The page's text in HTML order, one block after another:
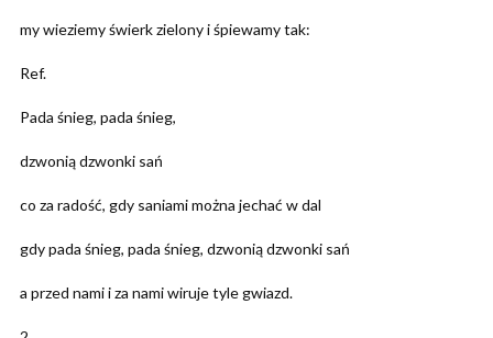
my wieziemy świerk zielony i śpiewamy tak:
Ref.
Pada śnieg, pada śnieg,
dzwonią dzwonki sań
co za radość, gdy saniami można jechać w dal
gdy pada śnieg, pada śnieg, dzwonią dzwonki sań
a przed nami i za nami wiruje tyle gwiazd.